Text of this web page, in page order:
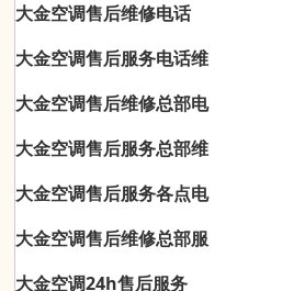
大金空调售后维修电话
大金空调售后服务电话维
大金空调售后维修总部电
大金空调售后服务总部维
大金空调售后服务各点电
大金空调售后维修总部服
大金空调24h售后服务